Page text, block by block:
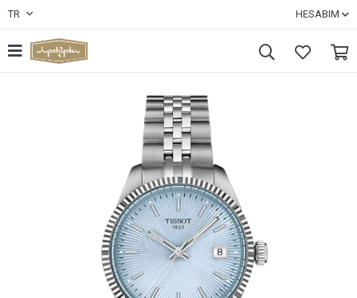
TR HESABIM